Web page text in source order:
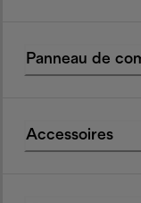
Panneau de
Accessoires